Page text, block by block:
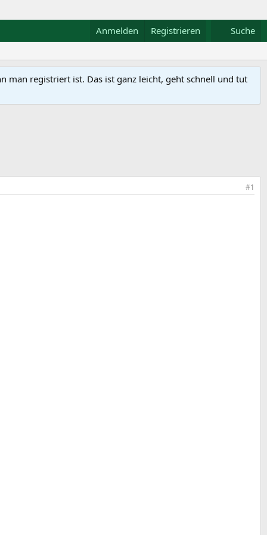
Anmelden Registrieren Suche
man registriert ist. Das ist ganz leicht, geht schnell und tut
#1